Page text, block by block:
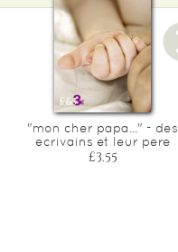
"mon cher papa..." - des
ecrivains et leur pere
£3.55